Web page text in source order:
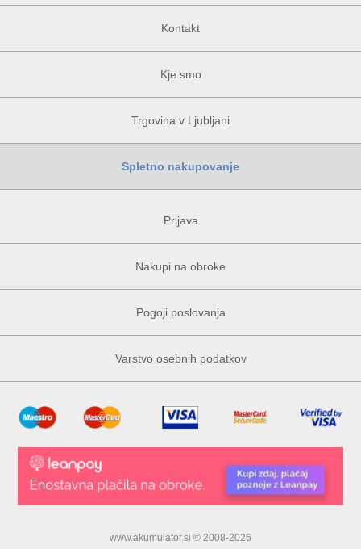
Kontakt
Kje smo
Trgovina v Ljubljani
Spletno nakupovanje
Prijava
Nakupi na obroke
Pogoji poslovanja
Varstvo osebnih podatkov
www.akumulator.si © 2008-2026